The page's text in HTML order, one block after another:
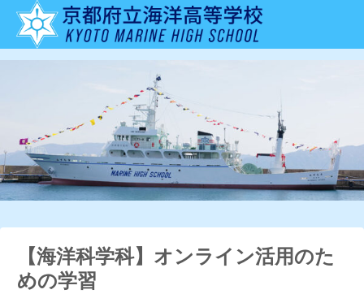
【海洋科学科】オンライン活用のた
めの学習